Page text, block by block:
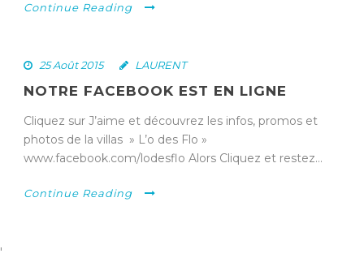
Continue Reading
25 Août 2015 LAURENT
NOTRE FACEBOOK EST EN LIGNE
Cliquez sur J’aime et découvrez les infos, promos et
photos de la villas » L’o des Flo »
www.facebook.com/lodesflo Alors Cliquez et restez...
Continue Reading
'